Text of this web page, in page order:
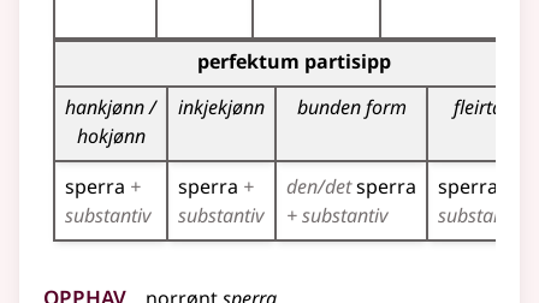
Bøyningstabell for dette verbet (partisippformer)
perfektum partisipp
hankjønn /
hokjønn
inkjekjønn bunden form fleirtal
sperra +
substantiv
sperra +
substantiv
den/detsperra
+ substantiv
sperra
substantiv
Opphav